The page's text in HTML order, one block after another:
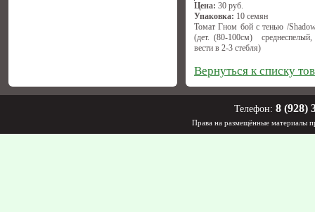
Цена: 30 руб.
Упаковка: 10 семян
Томат Гном бой с тенью /
(дет. (80-100см)
вести в 2-3 стебля)
Вернуться к списку
Телефон: 8 (928)
Права на размещённые материалы